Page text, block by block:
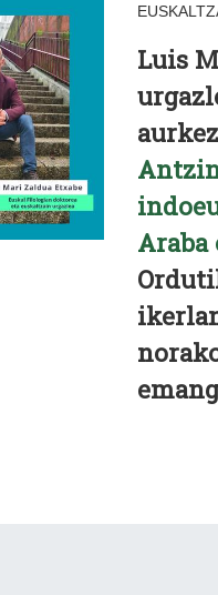
Luis
Araba